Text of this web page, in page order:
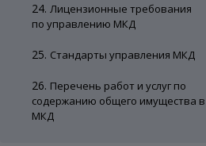
24. Лицензионные требования
по управлению МКД
25. Стандарты управления МКД
26. Перечень работ и услуг по
содержанию общего имущества в
МКД